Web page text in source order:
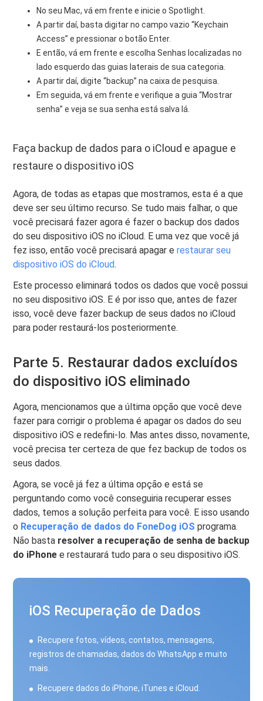
No seu Mac, vá em frente e inicie o Spotlight.
A partir daí, basta digitar no campo vazio “Keychain
Access” e pressionar o botão Enter.
E então, vá em frente e escolha Senhas localizadas no
lado esquerdo das guias laterais de sua categoria.
A partir daí, digite “backup” na caixa de pesquisa.
Em seguida, vá em frente e verifique a guia “Mostrar
senha” e veja se sua senha está salva lá.
Faça backup de dados para o iCloud e apague e
restaure o dispositivo iOS
Agora, de todas as etapas que mostramos, esta é a que
deve ser seu último recurso. Se tudo mais falhar, o que
você precisará fazer agora é fazer o backup dos dados
do seu dispositivo iOS no iCloud. E uma vez que você já
fez isso, então você precisará apagar erestaurar seu
dispositivo iOS do iCloud.
Este processo eliminará todos os dados que você possui
no seu dispositivo iOS. E é por isso que, antes de fazer
isso, você deve fazer backup de seus dados no iCloud
para poder restaurá-los posteriormente.
Parte 5. Restaurar dados excluídos
do dispositivo iOS eliminado
Agora, mencionamos que a última opção que você deve
fazer para corrigir o problema é apagar os dados do seu
dispositivo iOS e redefini-lo. Mas antes disso, novamente,
você precisa ter certeza de que fez backup de todos os
seus dados.
Agora, se você já fez a última opção e está se
perguntando como você conseguiria recuperar esses
dados, temos a solução perfeita para você. E isso usando
o Recuperação de dados do FoneDog iOS programa.
Não basta resolver a recuperação de senha de backup
do iPhonee restaurará tudo para o seu dispositivo iOS.
iOS Recuperação de Dados
Recupere fotos, vídeos, contatos, mensagens,
registros de chamadas, dados do WhatsApp e muito
mais.
Recupere dados do iPhone, iTunes e iCloud.